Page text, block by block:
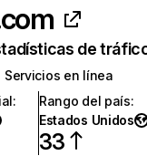
de
Servicios en línea
:
Rango del país:
Estados Unidos
33